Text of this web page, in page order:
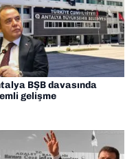
BŞB davasında
gelişme